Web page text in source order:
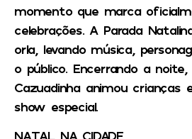
momento que marca
celebrações. A Parada
orla, levando música,
o público. Encerrando a noite,
Cazuadinha animou
show especial.
NATAL NA CIDADE